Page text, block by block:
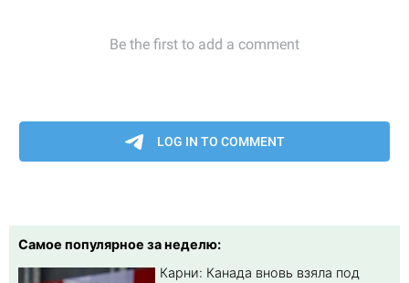
Самое популярное за неделю:
Карни: Канада вновь взяла под